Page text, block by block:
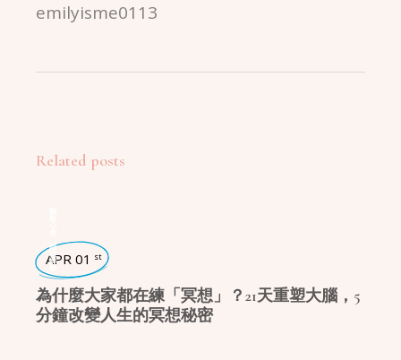
emilyisme0113
Related posts
瑜珈話題
APR 01 st
為什麼大家都在練「冥想」？21天重塑大腦，5
分鐘改變人生的冥想秘密